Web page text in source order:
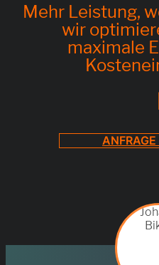
Mehr Leistung,
wir
maximale